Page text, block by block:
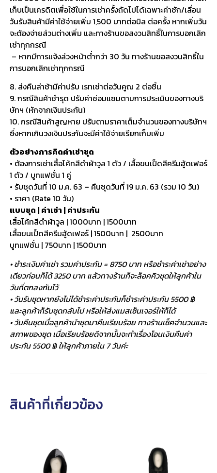
เก็บเป็นเครดิตเพื่อใช้ในการเช่าครั้งถัดไปได้เฉพาะค่าซัก/เลื่อน
วันรับสินค้ามีค่าใช้จ่ายเพิ่ม 1,500 บาทต่อบิล ต่อครั้ง หากเพิ่มวัน
จะต้องจ่ายส่วนต่างเพิ่ม และทางร้านขอสงวนสิทธิ์ในการบอกเลิก
เช่าทุกกรณี
– หากมีการแจ้งล่วงหน้าต่ำกว่า 30 วัน ทางร้านขอสงวนสิทธิ์ใน
การบอกเลิกเช่าทุกกรณี
8. ส่งคืนล่าช้ามีค่าปรับ เรทเช่าต่อวันคูณ 2 ต่อชิ้น
9. กรณีสินค้าชำรุด ปรับค่าซ่อมแซมตามการประเมินของทางบริ
ษัทฯ (หักจากเงินประกัน)
10. กรณีสินค้าสูญหาย ปรับตามราคาเต็มจำนวนของทางบริษัทฯ
ซึ่งหากเกินวงเงินประกันจะมีค่าใช้จ่ายเรียกเก็บเพิ่ม
ตัวอย่างการคิดค่าเช่าชุด
• ต้องการเช่าเสื้อโค้ทสีดำผ้าวูล 1 ตัว / เสื้อขนเป็ดสีครีมฮู้ดเฟอร์
1 ตัว / บูทแฟชั่น 1 คู่
• รับชุดวันที่ 10 ม.ค. 63 – คืนชุดวันที่ 19 ม.ค. 63 (รวม 10 วัน)
• ราคา (Rate 10 วัน)
แบบชุด | ค่าเช่า | ค่าประกัน
เสื้อโค้ทสีดำผ้าวูล | 1000บาท | 1500บาท
เสื้อขนเป็ดสีครีมฮู้ดเฟอร์ | 1500บาท | 2500บาท
บูทแฟชั่น | 750บาท | 1500บาท
• ชำระเงินค่าเช่า รวมค่าประกัน = 8750 บาท หรือชำระค่าเช่าอย่าง
เดียวก่อนก็ได้ 3250 บาท แล้วทางร้านก็จะล็อคคิวชุดให้ลูกค้าใน
วันที่ตกลงกันไว้
• วันรับชุดหากยังไม่ได้ชำระค่าประกันก็ชำระค่าประกัน 5500 ฿
และลูกค้าก็รับชุดกลับไป หรือให้ส่งแมสเซ็นเจอร์ให้ก็ได้
• วันคืนชุดเมื่อลูกค้านำชุดมาคืนเรียบร้อย ทางร้านเช็คจำนวนและ
สภาพของชุด เมื่อเรียบร้อยดีจากนั้นจะทำเรื่องโอนเงินคืนค่า
ประกัน 5500 ฿ ให้ลูกค้าภายใน 7 วันค่ะ
สินค้าที่เกี่ยวข้อง